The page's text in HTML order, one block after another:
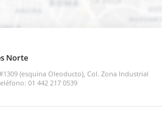
Norte
(esquina Oleoducto), Col. Zona Industrial
01 442 217 0539